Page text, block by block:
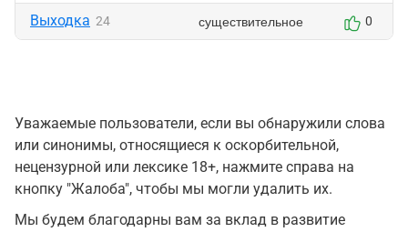
Выходка 24 существительное 0
Уважаемые пользователи, если вы обнаружили слова
или синонимы, относящиеся к оскорбительной,
нецензурной или лексике 18+, нажмите справа на
кнопку "Жалоба", чтобы мы могли удалить их.
Мы будем благодарны вам за вклад в развитие